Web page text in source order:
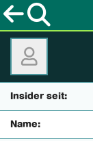
Insider seit:
Name: